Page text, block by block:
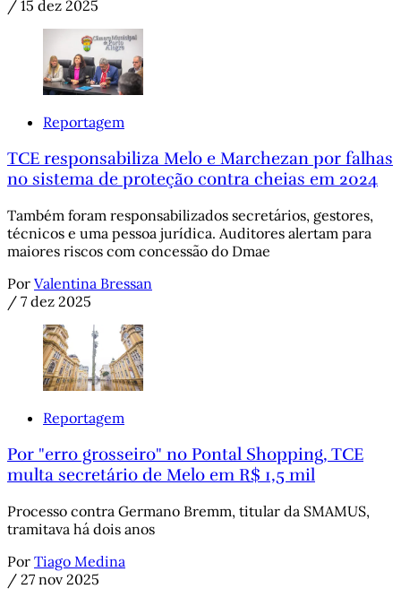
/ 15 dez 2025
Reportagem
TCE responsabiliza Melo e Marchezan por falhas
no sistema de proteção contra cheias em 2024
Também foram responsabilizados secretários, gestores,
técnicos e uma pessoa jurídica. Auditores alertam para
maiores riscos com concessão do Dmae
Por Valentina Bressan
/ 7 dez 2025
Reportagem
Por "erro grosseiro" no Pontal Shopping, TCE
multa secretário de Melo em R$ 1,5 mil
Processo contra Germano Bremm, titular da SMAMUS,
tramitava há dois anos
Por Tiago Medina
/ 27 nov 2025